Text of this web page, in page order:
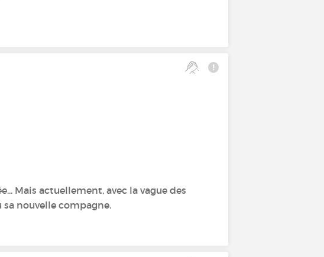
Mais actuellement, avec la vague des
nouvelle compagne.